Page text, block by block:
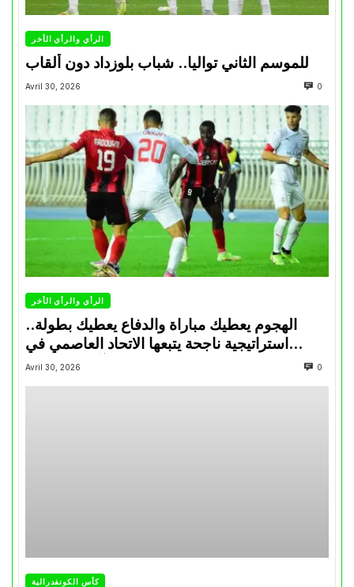
الرأي والرأي الأخر
للموسم الثاني تواليا.. شباب بلوزداد دون ألقاب
Avril 30, 2026 0
الرأي والرأي الأخر
الهجوم يعطيك مباراة والدفاع يعطيك بطولة..
استراتيجية ناجحة يتبعها الاتحاد العاصمي في
تتويجاته آخر السنوات
Avril 30, 2026 0
كأس الكونفدرالية